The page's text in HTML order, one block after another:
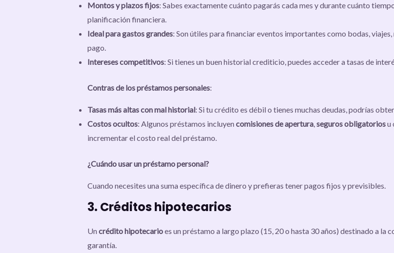
Montos y plazos fijos: Sabes exactamente cuánto pagarás cada mes y durante cuánto
planificación financiera.
Ideal para gastos grandes: Son útiles para financiar eventos importantes como bodas,
pago.
Intereses competitivos: Si tienes un buen historial crediticio, puedes acceder a tasas de
Contras de los préstamos personales:
Tasas más altas con mal historial: Si tu crédito es débil o tienes muchas deudas, podrías
Costos ocultos: Algunos préstamos incluyen comisiones de apertura,seguros obligatoriosu
incrementar el costo real del préstamo.
¿Cuándo usar un préstamo personal?
Cuando necesites una suma específica de dinero y prefieras tener pagos fijos y previsibles.
3. Créditos hipotecarios
Un crédito hipotecarioes un préstamo a largo plazo (15, 20 o hasta 30 años) destinado a la
garantía.